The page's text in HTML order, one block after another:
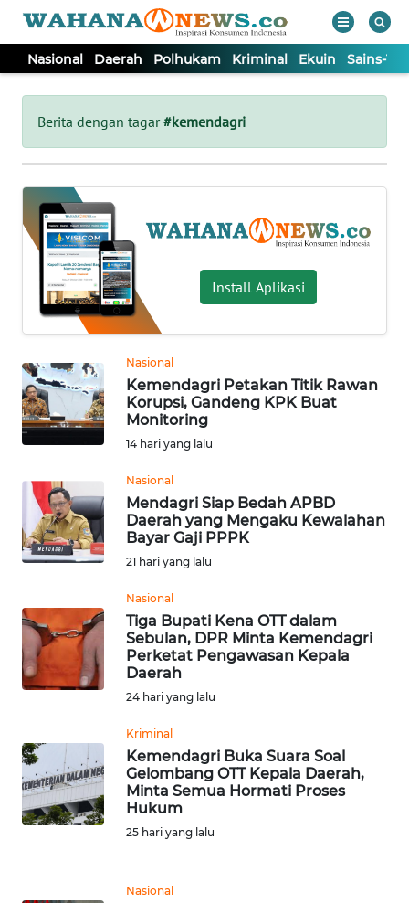
Nasional Daerah Polhukam Kriminal Ekuin Sains-
Berita dengan tagar#kemendagri
Install Aplikasi
Nasional
Kemendagri Petakan Titik Rawan
Korupsi, Gandeng KPK Buat
Monitoring
14 hari yang lalu
Nasional
Mendagri Siap Bedah APBD
Daerah yang Mengaku Kewalahan
Bayar Gaji PPPK
21 hari yang lalu
Nasional
Tiga Bupati Kena OTT dalam
Sebulan, DPR Minta Kemendagri
Perketat Pengawasan Kepala
Daerah
24 hari yang lalu
Kriminal
Kemendagri Buka Suara Soal
Gelombang OTT Kepala Daerah,
Minta Semua Hormati Proses
Hukum
25 hari yang lalu
Nasional
Tutup
NASIONAL
DAERAH
POLHUKAM
KRIMINAL
EKUIN
SAINS-TEKNO
INTERNASIONAL
PENDIDIKAN
OLAHRAGA
EDITORIAL
Informasi